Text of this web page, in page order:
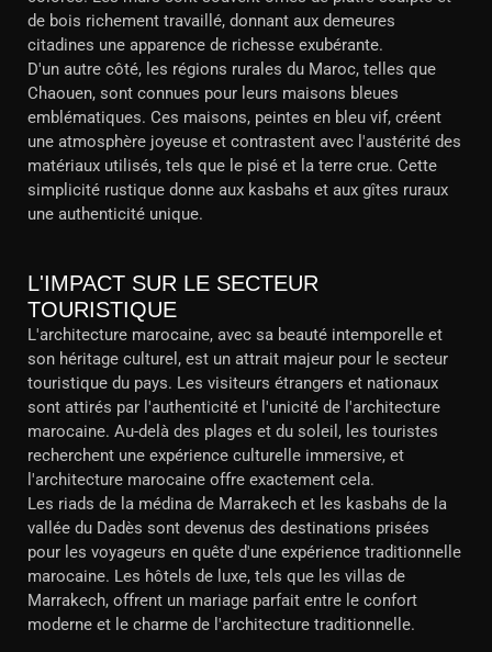
de bois richement travaillé, donnant aux demeures
citadines une apparence de richesse exubérante.
D'un autre côté, les régions rurales du Maroc, telles que
Chaouen, sont connues pour leurs maisons bleues
emblématiques. Ces maisons, peintes en bleu vif, créent
une atmosphère joyeuse et contrastent avec l'austérité des
matériaux utilisés, tels que le pisé et la terre crue. Cette
simplicité rustique donne aux kasbahs et aux gîtes ruraux
une authenticité unique.
L'IMPACT SUR LE SECTEUR
TOURISTIQUE
L'architecture marocaine, avec sa beauté intemporelle et
son héritage culturel, est un attrait majeur pour le secteur
touristique du pays. Les visiteurs étrangers et nationaux
sont attirés par l'authenticité et l'unicité de l'architecture
marocaine. Au-delà des plages et du soleil, les touristes
recherchent une expérience culturelle immersive, et
l'architecture marocaine offre exactement cela.
Les riads de la médina de Marrakech et les kasbahs de la
vallée du Dadès sont devenus des destinations prisées
pour les voyageurs en quête d'une expérience traditionnelle
marocaine. Les hôtels de luxe, tels que les villas de
Marrakech, offrent un mariage parfait entre le confort
moderne et le charme de l'architecture traditionnelle.